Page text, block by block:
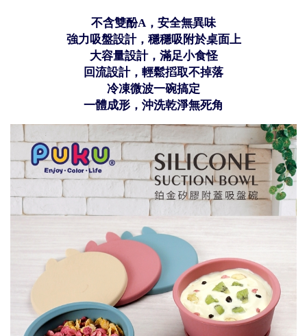
不含雙酚A，安全無異味
強力吸盤設計，穩穩吸附於桌面上
大容量設計，滿足小食怪
回流設計，輕鬆搯取不掉落
冷凍微波一碗搞定
一體成形，沖洗乾淨無死角